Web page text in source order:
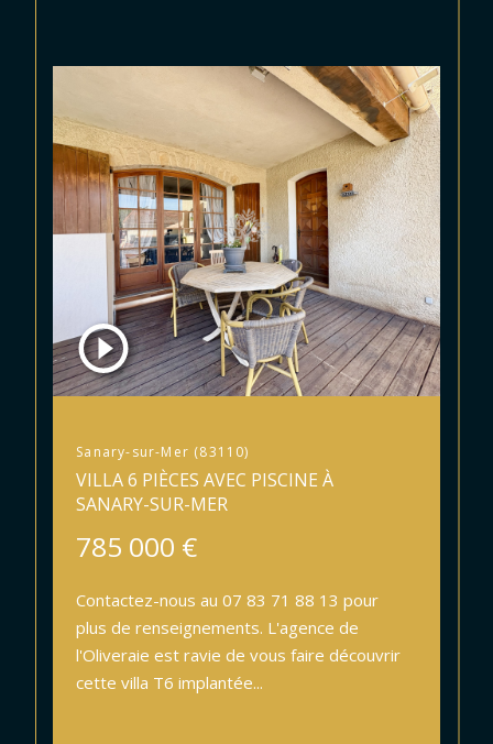
Sanary-sur-Mer (83110)
VILLA 6 PIÈCES AVEC PISCINE À
SANARY-SUR-MER
785 000 €
Contactez-nous au 07 83 71 88 13 pour
plus de renseignements. L'agence de
l'Oliveraie est ravie de vous faire découvrir
cette villa T6 implantée...